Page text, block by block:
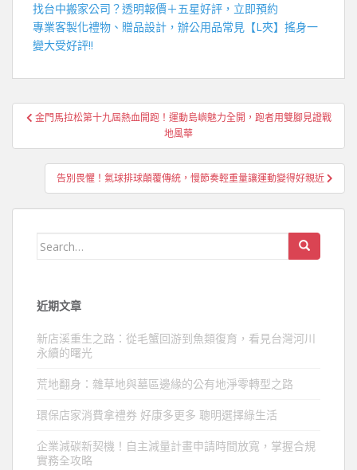
找台中搬家公司 ？透明報價＋五星好評，立即預約
專業客製化禮物、贈品設計，辦公用品常見【L夾】搖身一
變大受好評!!
文
導
金門馬拉松第十九屆熱血開跑！運動島嶼魅力全開，跑者用雙腳見證戰
地風華
告別畏懼！氣球排球顛覆傳統，慢節奏輕重量讓運動變得好親近
Search
近期文章
新店溪重生之路：從毛蟹回游到魚類復育，看見台灣河川
永續的曙光
荒地翻身：雜草地與墓區邊緣的公有地淨零轉型之路
環保店家消費拿禮券 好康多更多 聰明選擇綠生活
企業減碳新契機！自主減量計畫申請時間放寬，掌握合規
實務全攻略